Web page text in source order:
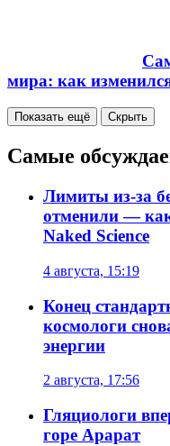
мира: как
Показать ещё Скрыть
Самые
Лимиты из-за
отменили —
Naked Science
4 августа, 15:19
Конец
космологи
энергии
2 августа, 17:56
Гляциологи
горе Арарат